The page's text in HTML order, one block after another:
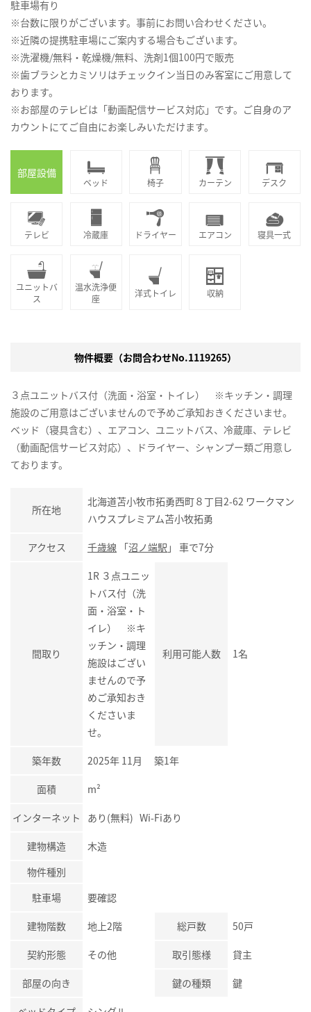
駐車場有り
※台数に限りがございます。事前にお問い合わせください。
※近隣の提携駐車場にご案内する場合もございます。
※洗濯機/無料・乾燥機/無料、洗剤1個100円で販売
※歯ブラシとカミソリはチェックイン当日のみ客室にご用意して
おります。
※お部屋のテレビは「動画配信サービス対応」です。ご自身のア
カウントにてご自由にお楽しみいただけます。
部屋設備
ベッド 椅子 カーテン デスク
テレビ 冷蔵庫 ドライヤー エアコン 寝具一式
ユニットバ
ス
温水洗浄便
座
洋式トイレ 収納
物件概要（お問合わせNo.1119265）
３点ユニットバス付（洗面・浴室・トイレ） ※キッチン・調理
施設のご用意はございませんので予めご承知おきくださいませ。
ベッド（寝具含む）、エアコン、ユニットバス、冷蔵庫、テレビ
（動画配信サービス対応）、ドライヤー、シャンプー類ご用意し
ております。
所在地
北海道苫小牧市拓勇西町８丁目2-62 ワークマン
ハウスプレミアム苫小牧拓勇
アクセス 千歳線 「沼ノ端駅 」 車で7分
間取り
1R ３点ユニッ
トバス付（洗
面・浴室・ト
イレ） ※キ
ッチン・調理
施設はござい
ませんので予
めご承知おき
くださいま
せ。
利用可能人数 1名
築年数 2025年 11月 築1年
面積 m²
インターネット あり(無料) Wi-Fiあり
建物構造
木造
物件種別
駐車場
要確認
建物階数 地上2階 総戸数 50戸
契約形態 その他 取引態様 貸主
部屋の向き 鍵の種類 鍵